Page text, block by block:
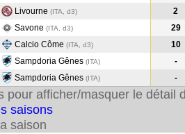
Livourne (ITA, d3)
2
Savone (ITA, d3)
29
Calcio Côme (ITA, d3)
10
Sampdoria Gênes (ITA)
-
Sampdoria Gênes (ITA) -
pour afficher/masquer le détail
saisons
saison